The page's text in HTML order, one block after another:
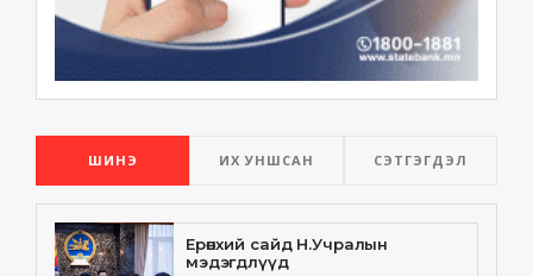
ШИНЭ ИХ УНШСАН СЭТГЭГДЭЛ
Ерөнхий сайд Н.Учралын
мэдэгдлүүд